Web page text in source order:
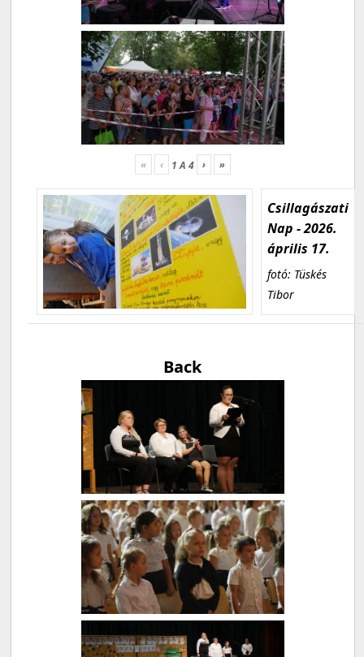
« ‹ 1A 4 › »
Csillagászati
Nap - 2026.
április 17.
fotó: Tüskés
Tibor
Back